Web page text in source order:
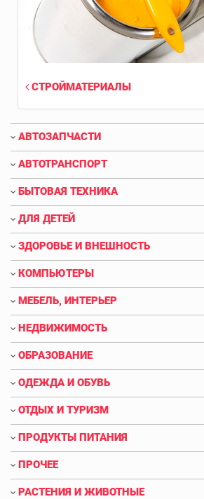
СТРОЙМАТЕРИАЛЫ
АВТОЗАПЧАСТИ
АВТОТРАНСПОРТ
БЫТОВАЯ ТЕХНИКА
ДЛЯ ДЕТЕЙ
ЗДОРОВЬЕ И ВНЕШНОСТЬ
КОМПЬЮТЕРЫ
МЕБЕЛЬ, ИНТЕРЬЕР
НЕДВИЖИМОСТЬ
ОБРАЗОВАНИЕ
ОДЕЖДА И ОБУВЬ
ОТДЫХ И ТУРИЗМ
ПРОДУКТЫ ПИТАНИЯ
ПРОЧЕЕ
РАСТЕНИЯ И ЖИВОТНЫЕ